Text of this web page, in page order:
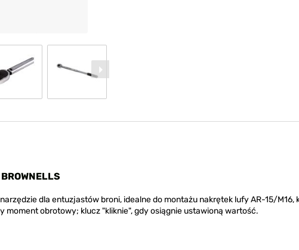
dla entuzjastów broni, idealne do montażu nakrętek lufy AR-15/M16,
moment obrotowy; klucz "kliknie", gdy osiągnie ustawioną wartość.